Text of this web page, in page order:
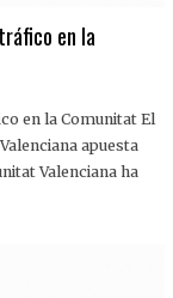
en la
en la Comunitat El
apuesta
Valenciana ha